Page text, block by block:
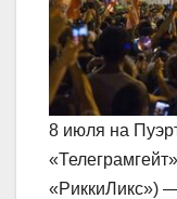
8 июля на
«РиккиЛикс»)